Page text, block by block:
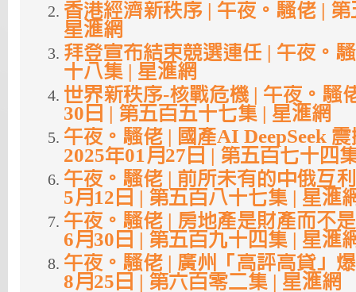
香港經濟新秩序 | 午夜。騷佬 |
星滙網
拜登宣布結束競選連任 | 午夜。
十八集 | 星滙網
世界新秩序-核戰危機 | 午夜。騷
30日 | 第五百五十七集 | 星滙網
午夜。騷佬 | 國產AI DeepSeek
2025年01月27日 | 第五百七十四
午夜。騷佬 | 前所未有的中俄互
5月12日 | 第五百八十七集 | 星滙
午夜。騷佬 | 房地產是財產而不
6月30日 | 第五百九十四集 | 星滙
午夜。騷佬 | 廣州「高評高貸」
8月25日 | 第六百零二集 | 星滙網